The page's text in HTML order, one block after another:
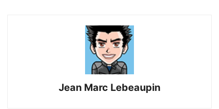
Jean Marc Lebeaupin